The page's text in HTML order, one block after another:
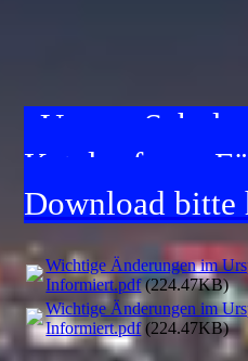
Unsere
Katalogform.
Download bitte
Wichtige Änderungen im
Informiert.pdf(224.47KB)
Wichtige Änderungen im
Informiert.pdf(224.47KB)